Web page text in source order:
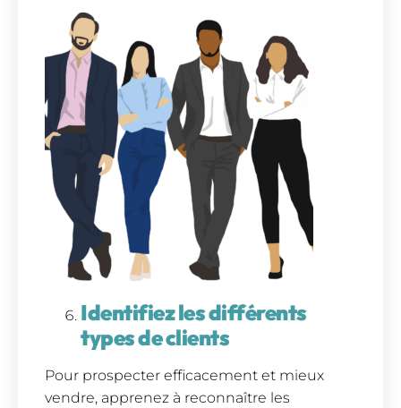
Identifiez les différents
types de clients
Pour prospecter efficacement et mieux
vendre, apprenez à reconnaître les